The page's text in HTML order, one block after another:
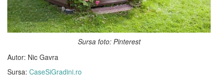
Sursa foto: Pinterest
Autor: Nic Gavra
Sursa: CaseSiGradini.ro